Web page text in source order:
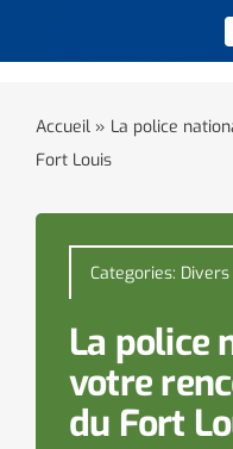
:
Vie municipale
Enfance, jeunesse &
Culture et loisirs
Social & solidarité
Accueil» La police
Fort Louis
Categories: Divers
La police
votre
du Fort